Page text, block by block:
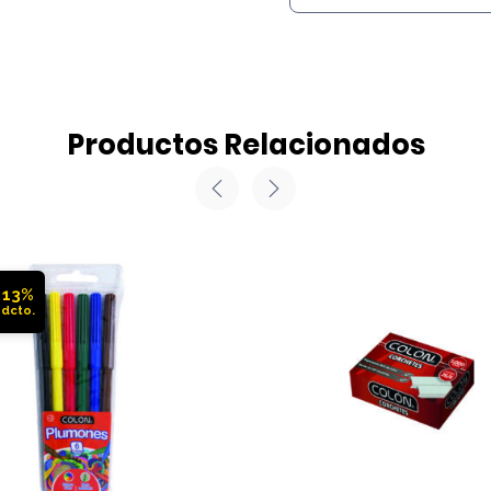
Productos Relacionados
13%